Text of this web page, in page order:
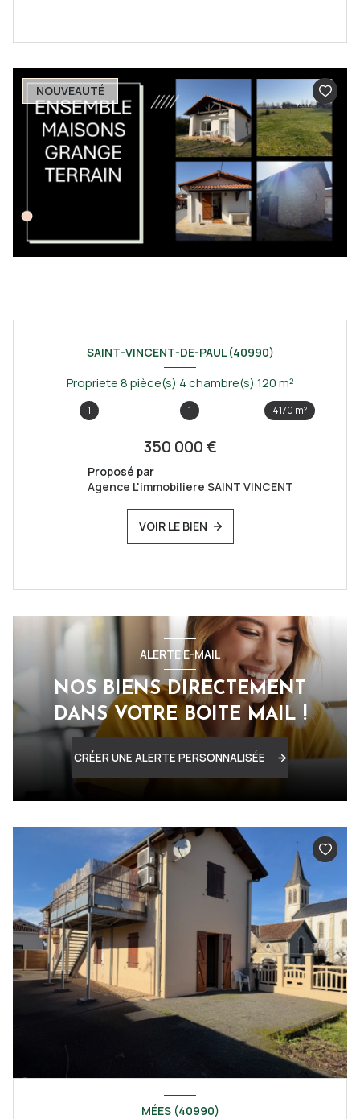
NOUVEAUTÉ
SAINT-VINCENT-DE-PAUL (40990)
Propriete 8 pièce(s) 4 chambre(s) 120 m²
1 1 4170 m²
350 000 €
Proposé par
Agence L'immobiliere SAINT VINCENT
VOIR LE BIEN
ALERTE E-MAIL
NOS BIENS DIRECTEMENT
DANS VOTRE BOITE MAIL !
CRÉER UNE ALERTE PERSONNALISÉE
MÉES (40990)